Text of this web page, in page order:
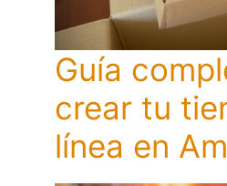
Guía
crear tu
línea en